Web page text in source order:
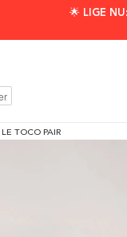
🌟 LIGE
LE TOCO PAIR